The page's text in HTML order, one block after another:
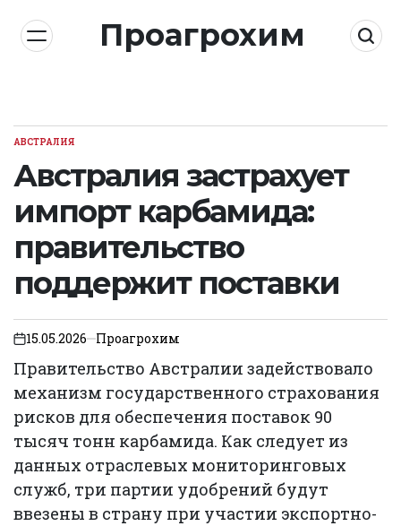
content
Проагрохим
POSTED
АВСТРАЛИЯ
Австралия застрахует
импорт карбамида:
правительство
поддержит поставки
on15.05.2026 Проагрохим
Правительство Австралии задействовало
механизм государственного страхования
рисков для обеспечения поставок 90
тысяч тонн карбамида. Как следует из
данных отраслевых мониторинговых
служб, три партии удобрений будут
ввезены в страну при участии экспортно-